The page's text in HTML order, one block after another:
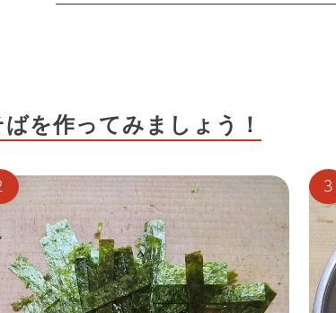
を作ってみましょう！
3